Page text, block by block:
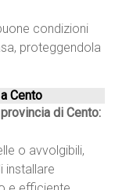
condizioni
proteggendola
Cento
di Cento:
o avvolgibili,
installare